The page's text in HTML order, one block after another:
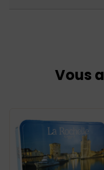
acides gras
Glucides
Vous